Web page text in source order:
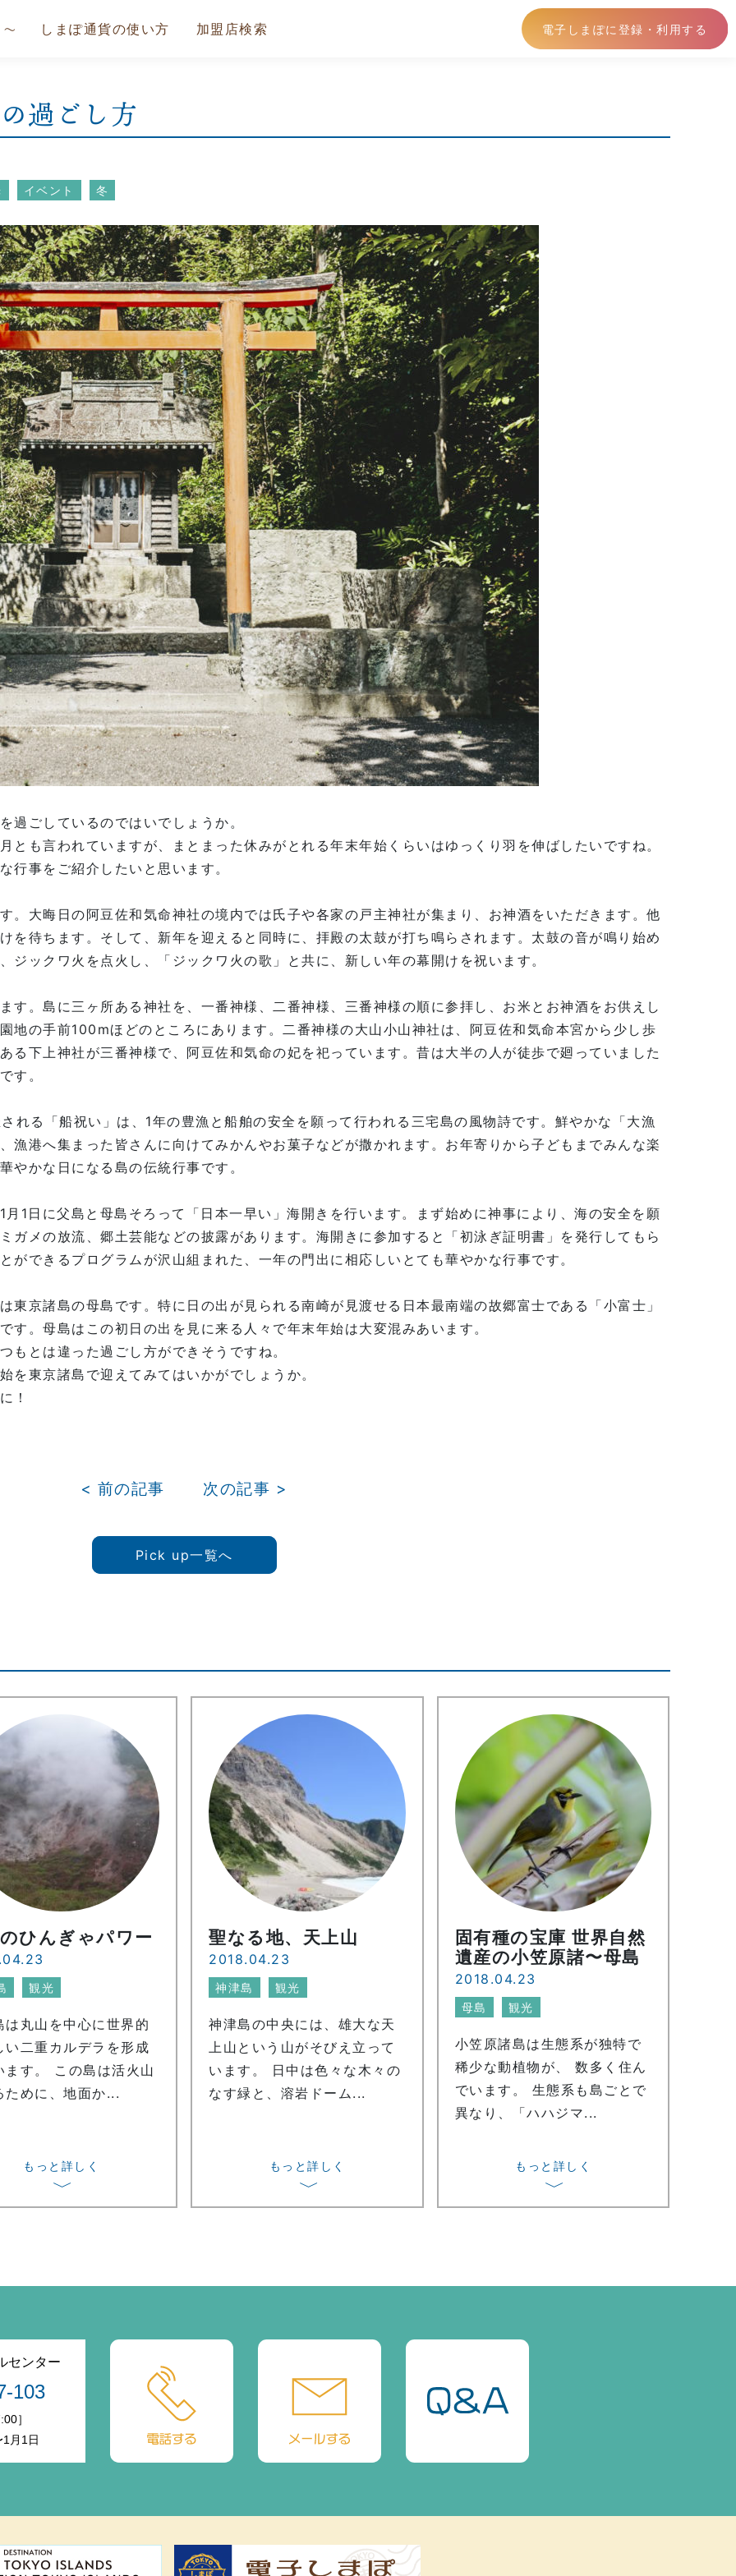
しまぽ通貨の使い方 加盟店検索 電子しまぽに登録・利用する
過ごし方
イベント 冬
過ごしているのではいでしょうか。
とも言われていますが、まとまった休みがとれる年末年始くらいはゆっくり羽を伸ばしたいですね。
行事をご紹介したいと思います。
。大晦日の阿豆佐和気命神社の境内では氏子や各家の戸主神社が集まり、お神酒をいただきます。他
を待ちます。そして、新年を迎えると同時に、拝殿の太鼓が打ち鳴らされます。太鼓の音が鳴り始め
ジックワ火を点火し、「ジックワ火の歌」と共に、新しい年の幕開けを祝います。
す。島に三ヶ所ある神社を、一番神様、二番神様、三番神様の順に参拝し、お米とお神酒をお供えし
地の手前100mほどのところにあります。二番神様の大山小山神社は、阿豆佐和気命本宮から少し歩
る下上神社が三番神様で、阿豆佐和気命の妃を祀っています。昔は大半の人が徒歩で廻っていました
す。
れる「船祝い」は、1年の豊漁と船舶の安全を願って行われる三宅島の風物詩です。鮮やかな「大漁
漁港へ集まった皆さんに向けてみかんやお菓子などが撒かれます。お年寄りから子どもまでみんな楽
やかな日になる島の伝統行事です。
1日に父島と母島そろって「日本一早い」海開きを行います。まず始めに神事により、海の安全を願
ガメの放流、郷土芸能などの披露があります。海開きに参加すると「初泳ぎ証明書」を発行してもら
ができるプログラムが沢山組まれた、一年の門出に相応しいとても華やかな行事です。
東京諸島の母島です。特に日の出が見られる南崎が見渡せる日本最南端の故郷富士である「小富士」
す。母島はこの初日の出を見に来る人々で年末年始は大変混みあいます。
もとは違った過ごし方ができそうですね。
東京諸島で迎えてみてはいかがでしょうか。
！
< 前の記事 次の記事 >
Pick up一覧へ
ひんぎゃパワー
観光
は丸山を中心に世界的
い二重カルデラを形成
ます。 この島は活火山
ために、地面か...
もっと詳しく
〉
聖なる地、天上山
2018.04.23
神津島 観光
神津島の中央には、雄大な天
上山という山がそびえ立って
います。 日中は色々な木々の
なす緑と、溶岩ドーム...
もっと詳しく
〉
固有種の宝庫 世界自然
遺産の小笠原諸〜母島
2018.04.23
母島 観光
小笠原諸島は生態系が独特で
稀少な動植物が、 数多く住ん
でいます。 生態系も島ごとで
異なり、「ハハジマ...
もっと詳しく
〉
センター
103
］
月1日